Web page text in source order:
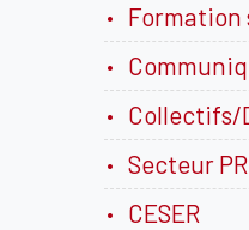
Formation
Collectifs/
Secteur
CESER